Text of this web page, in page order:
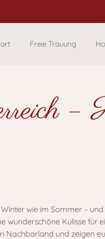
Freie Trauung
–
wie im Sommer –
Kulisse für
Nachbarland und zeigen